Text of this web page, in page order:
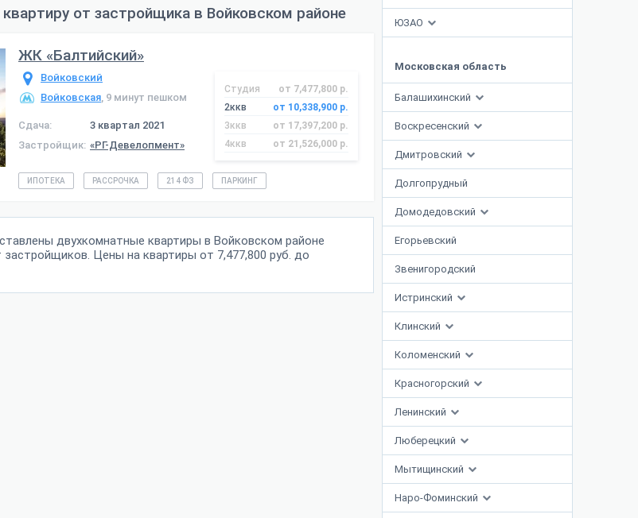
ЮЗАО
Московская область
Балашихинский
Воскресенский
Дмитровский
Долгопрудный
Домодедовский
Егорьевский
Звенигородский
Истринский
Клинский
Коломенский
Красногорский
Ленинский
Люберецкий
Мытищинский
Наро-Фоминский
от застройщика в Войковском районе
ЖК «Балтийский»
Войковский
Войковская, 9 минут пешком
Сдача:
3 квартал 2021
Застройщик: «РГ-Девелопмент»
Студия
от 7,477,800 р.
2ккв
от 10,338,900 р.
3ккв
от 17,397,200 р.
4ккв
от 21,526,000 р.
ИПОТЕКА РАССРОЧКА 214 ФЗ ПАРКИНГ
двухкомнатные квартиры в Войковском районе
Цены на квартиры от 7,477,800 руб. до